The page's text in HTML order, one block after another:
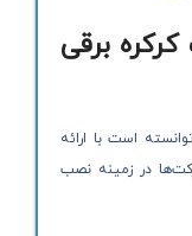
برقی
است با ارائه
در زمینه نصب